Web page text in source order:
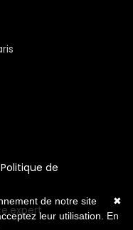
Politique de
✖
de notre site
leur utilisation. En